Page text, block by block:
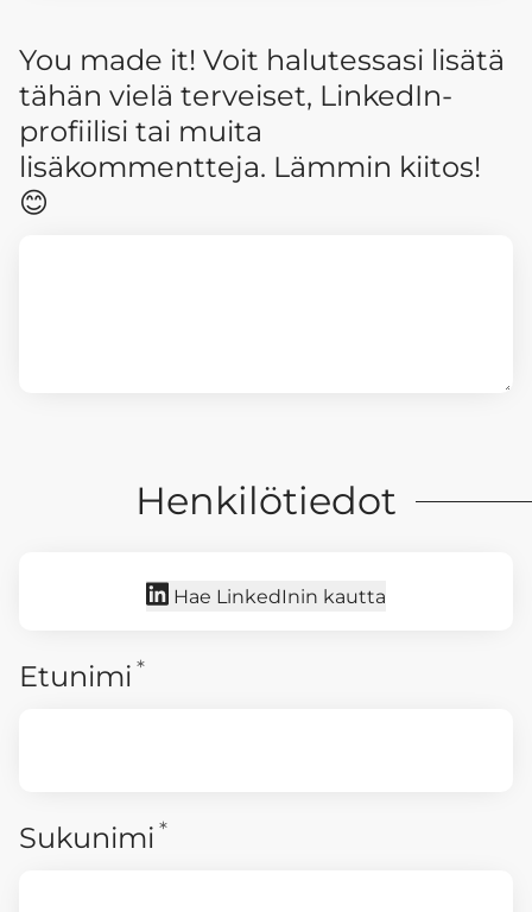
You made it! Voit halutessasi lisätä
tähän vielä terveiset, LinkedIn-
profiilisi tai muita
lisäkommentteja. Lämmin kiitos!
😊
Henkilötiedot
Hae LinkedInin kautta
Etunimi *Vaaditaan
Sukunimi *Vaaditaan